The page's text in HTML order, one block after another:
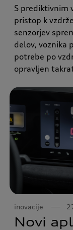
S prediktivnim
pristop k
senzorjev
delov, voznika
potrebe po
opravljen
inovacije
Novi